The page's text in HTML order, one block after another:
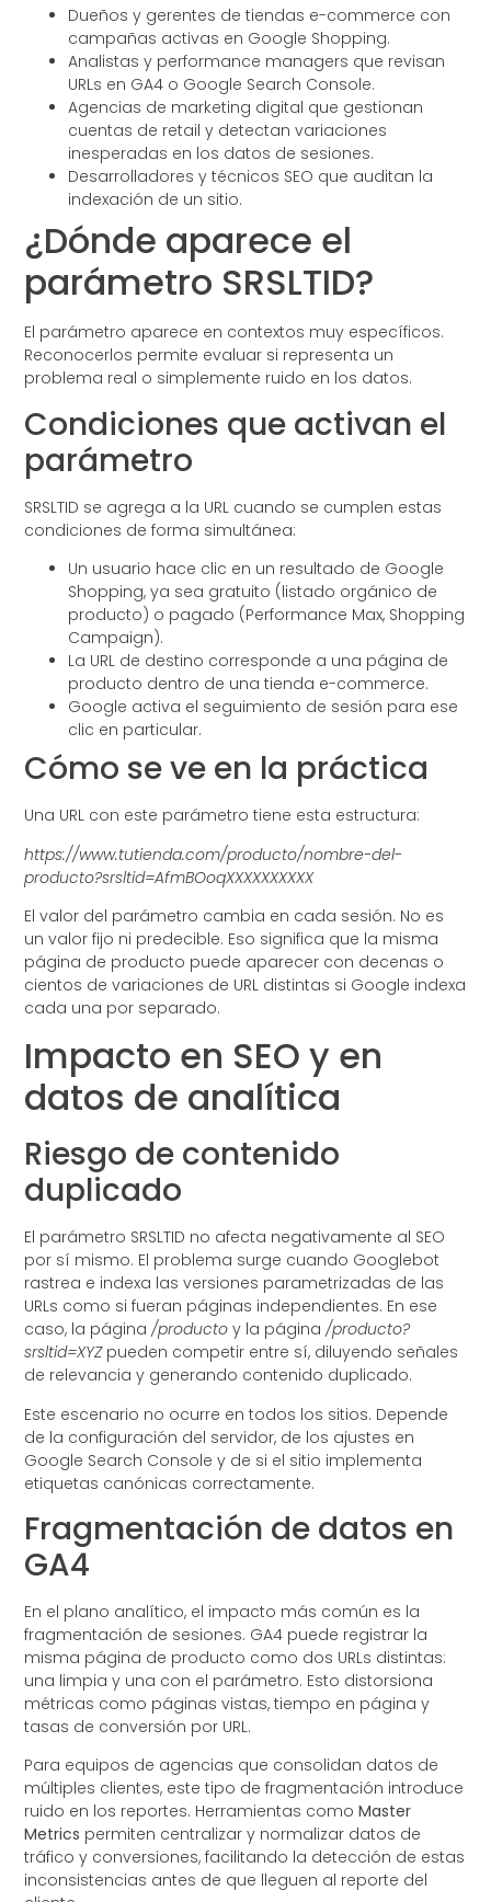
Dueños y gerentes de tiendas e-commerce con
campañas activas en Google Shopping.
Analistas y performance managers que revisan
URLs en GA4 o Google Search Console.
Agencias de marketing digital que gestionan
cuentas de retail y detectan variaciones
inesperadas en los datos de sesiones.
Desarrolladores y técnicos SEO que auditan la
indexación de un sitio.
¿Dónde aparece el
parámetro SRSLTID?
El parámetro aparece en contextos muy específicos.
Reconocerlos permite evaluar si representa un
problema real o simplemente ruido en los datos.
Condiciones que activan el
parámetro
SRSLTID se agrega a la URL cuando se cumplen estas
condiciones de forma simultánea:
Un usuario hace clic en un resultado de Google
Shopping, ya sea gratuito (listado orgánico de
producto) o pagado (Performance Max, Shopping
Campaign).
La URL de destino corresponde a una página de
producto dentro de una tienda e-commerce.
Google activa el seguimiento de sesión para ese
clic en particular.
Cómo se ve en la práctica
Una URL con este parámetro tiene esta estructura:
https://www.tutienda.com/producto/nombre-del-
producto?srsltid=AfmBOoqXXXXXXXXXX
El valor del parámetro cambia en cada sesión. No es
un valor fijo ni predecible. Eso significa que la misma
página de producto puede aparecer con decenas o
cientos de variaciones de URL distintas si Google indexa
cada una por separado.
Impacto en SEO y en
datos de analítica
Riesgo de contenido
duplicado
El parámetro SRSLTID no afecta negativamente al SEO
por sí mismo. El problema surge cuando Googlebot
rastrea e indexa las versiones parametrizadas de las
URLs como si fueran páginas independientes. En ese
caso, la página/producto y la página/producto?
srsltid=XYZpueden competir entre sí, diluyendo señales
de relevancia y generando contenido duplicado.
Este escenario no ocurre en todos los sitios. Depende
de la configuración del servidor, de los ajustes en
Google Search Console y de si el sitio implementa
etiquetas canónicas correctamente.
Fragmentación de datos en
GA4
En el plano analítico, el impacto más común es la
fragmentación de sesiones. GA4 puede registrar la
misma página de producto como dos URLs distintas:
una limpia y una con el parámetro. Esto distorsiona
métricas como páginas vistas, tiempo en página y
tasas de conversión por URL.
Para equipos de agencias que consolidan datos de
múltiples clientes, este tipo de fragmentación introduce
ruido en los reportes. Herramientas comoMaster
Metrics permiten centralizar y normalizar datos de
tráfico y conversiones, facilitando la detección de estas
inconsistencias antes de que lleguen al reporte del